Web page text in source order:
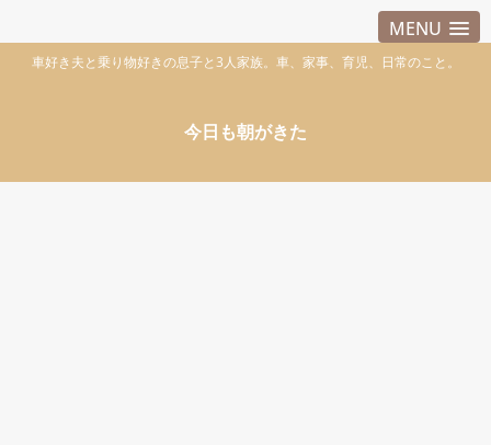
MENU
車好き夫と乗り物好きの息子と3人家族。車、家事、育児、日常のこと。
今日も朝がきた